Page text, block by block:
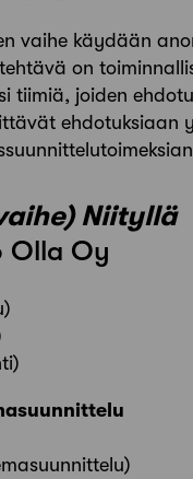
vaihe käydään
on
tiimiä, joiden
Niityllä
Olla Oy